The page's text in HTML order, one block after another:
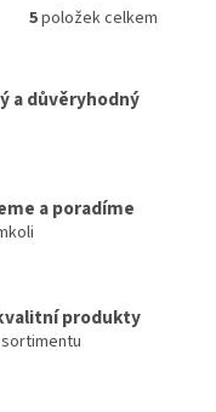
O
á
p
y
v
5položek celkem
a důvěryhodný
a poradíme
produkty